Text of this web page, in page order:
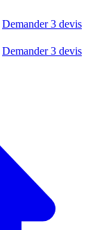
Demander 3 devis
Demander 3 devis